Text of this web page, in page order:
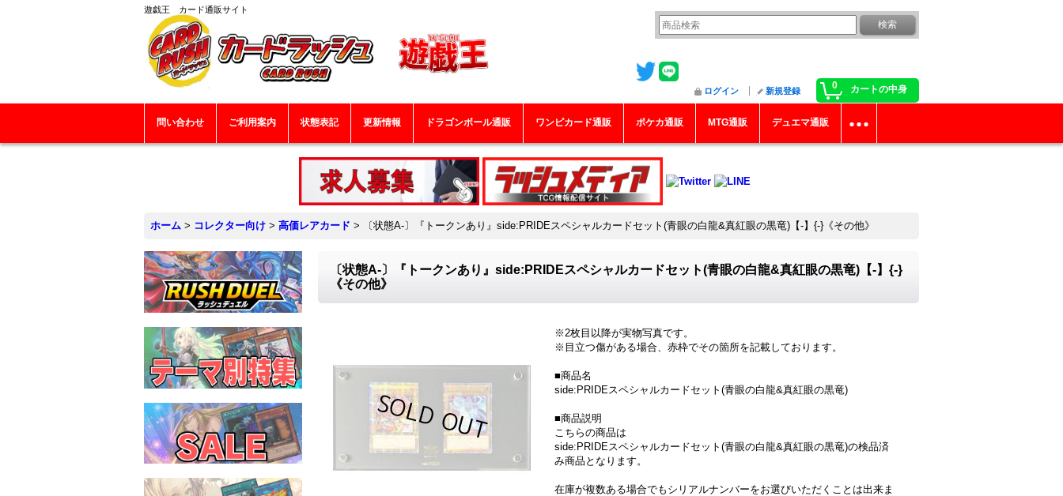
遊戯王 カード通販サイト
0 カートの中身
ログイン 新規登録
問い合わせ ご利用案内 状態表記 更新情報 ドラゴンボール通販 ワンピカード通販 ポケカ通販 MTG通販 デュエマ通販
ホーム > コレクター向け > 高価レアカード > 〔状態A-〕『トークンあり』side:PRIDEスペシャルカードセット(青眼の白龍&真紅眼の黒竜)【-】{-}《その他》
〔状態A-〕『トークンあり』side:PRIDEスペシャルカードセット(青眼の白龍&真紅眼の黒竜)【-】{-}
《その他》
※2枚目以降が実物写真です。
※目立つ傷がある場合、赤枠でその箇所を記載しております。
■商品名
side:PRIDEスペシャルカードセット(青眼の白龍&真紅眼の黒竜)
■商品説明
こちらの商品は
side:PRIDEスペシャルカードセット(青眼の白龍&真紅眼の黒竜)の検品済
み商品となります。
在庫が複数ある場合でもシリアルナンバーをお選びいただくことは出来ま